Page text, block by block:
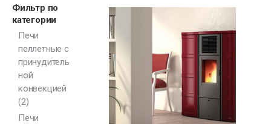
Фильтр по
категории
Печи
пеллетные с
принудитель
ной
конвекцией
(2)
Печи